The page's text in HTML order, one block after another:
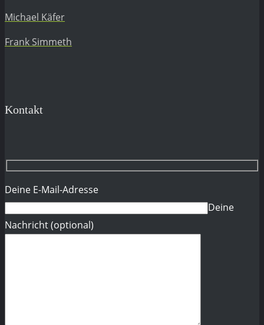
Michael Käfer
Frank Simmeth
Kontakt
Deine E-Mail-Adresse
Deine
Nachricht (optional)